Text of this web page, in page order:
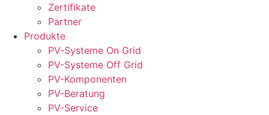
Zertifikate
Partner
Produkte
PV-Systeme On Grid
PV-Systeme Off Grid
PV-Komponenten
PV-Beratung
PV-Service